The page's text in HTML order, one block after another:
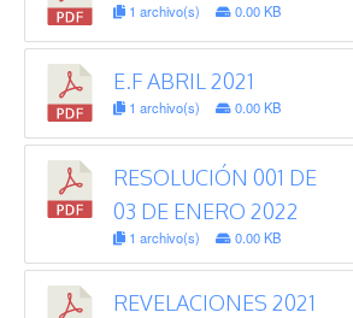
1 archivo(s) 0.00 KB
E.F ABRIL 2021
1 archivo(s) 0.00 KB
RESOLUCIÓN 001 DE
03 DE ENERO 2022
1 archivo(s) 0.00 KB
REVELACIONES 2021